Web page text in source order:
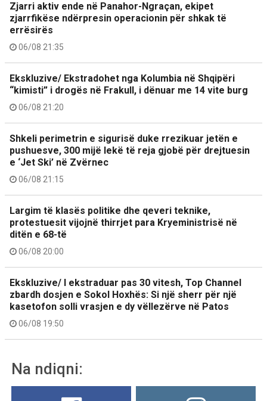
Zjarri aktiv ende në Panahor-Ngraçan, ekipet
zjarrfikëse ndërpresin operacionin për shkak të
errësirës
06/08 21:35
Ekskluzive/ Ekstradohet nga Kolumbia në Shqipëri
“kimisti” i drogës në Frakull, i dënuar me 14 vite burg
06/08 21:20
Shkeli perimetrin e sigurisë duke rrezikuar jetën e
pushuesve, 300 mijë lekë të reja gjobë për drejtuesin
e ‘Jet Ski’ në Zvërnec
06/08 21:15
Largim të klasës politike dhe qeveri teknike,
protestuesit vijojnë thirrjet para Kryeministrisë në
ditën e 68-të
06/08 20:00
Ekskluzive/ I ekstraduar pas 30 vitesh, Top Channel
zbardh dosjen e Sokol Hoxhës: Si një sherr për një
kasetofon solli vrasjen e dy vëllezërve në Patos
06/08 19:50
Na ndiqni: